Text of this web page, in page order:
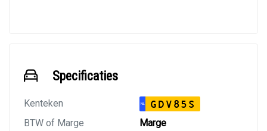
Specificaties
Kenteken NL GDV85S
BTW of Marge Marge